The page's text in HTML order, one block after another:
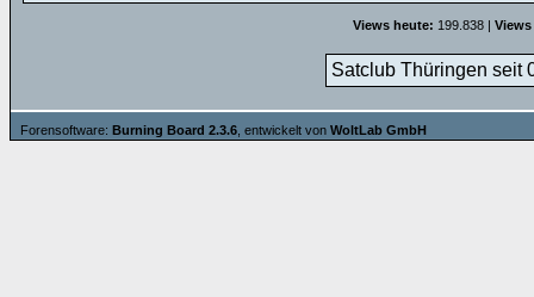
Views heute: 199.838 |
Satclub Thüringen seit
Forensoftware: Burning Board 2.3.6 , entwickelt von WoltLab GmbH